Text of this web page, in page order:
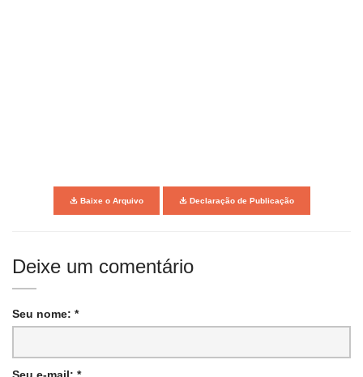
Baixe o Arquivo Declaração de Publicação
Deixe um comentário
Seu nome: *
Seu e-mail: *